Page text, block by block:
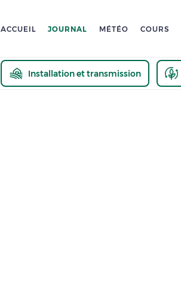
ACCUEIL JOURNAL MÉTÉO COURS
Installation et transmission